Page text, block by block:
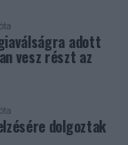
adott
vesz részt az
dolgoztak